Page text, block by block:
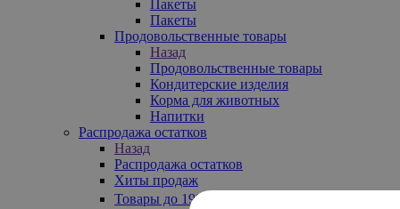
Пакеты
Пакеты
Продовольственные товары
Назад
Продовольственные товары
Кондитерские изделия
Корма для животных
Напитки
Распродажа остатков
Назад
Распродажа остатков
Хиты продаж
Товары до 199₽